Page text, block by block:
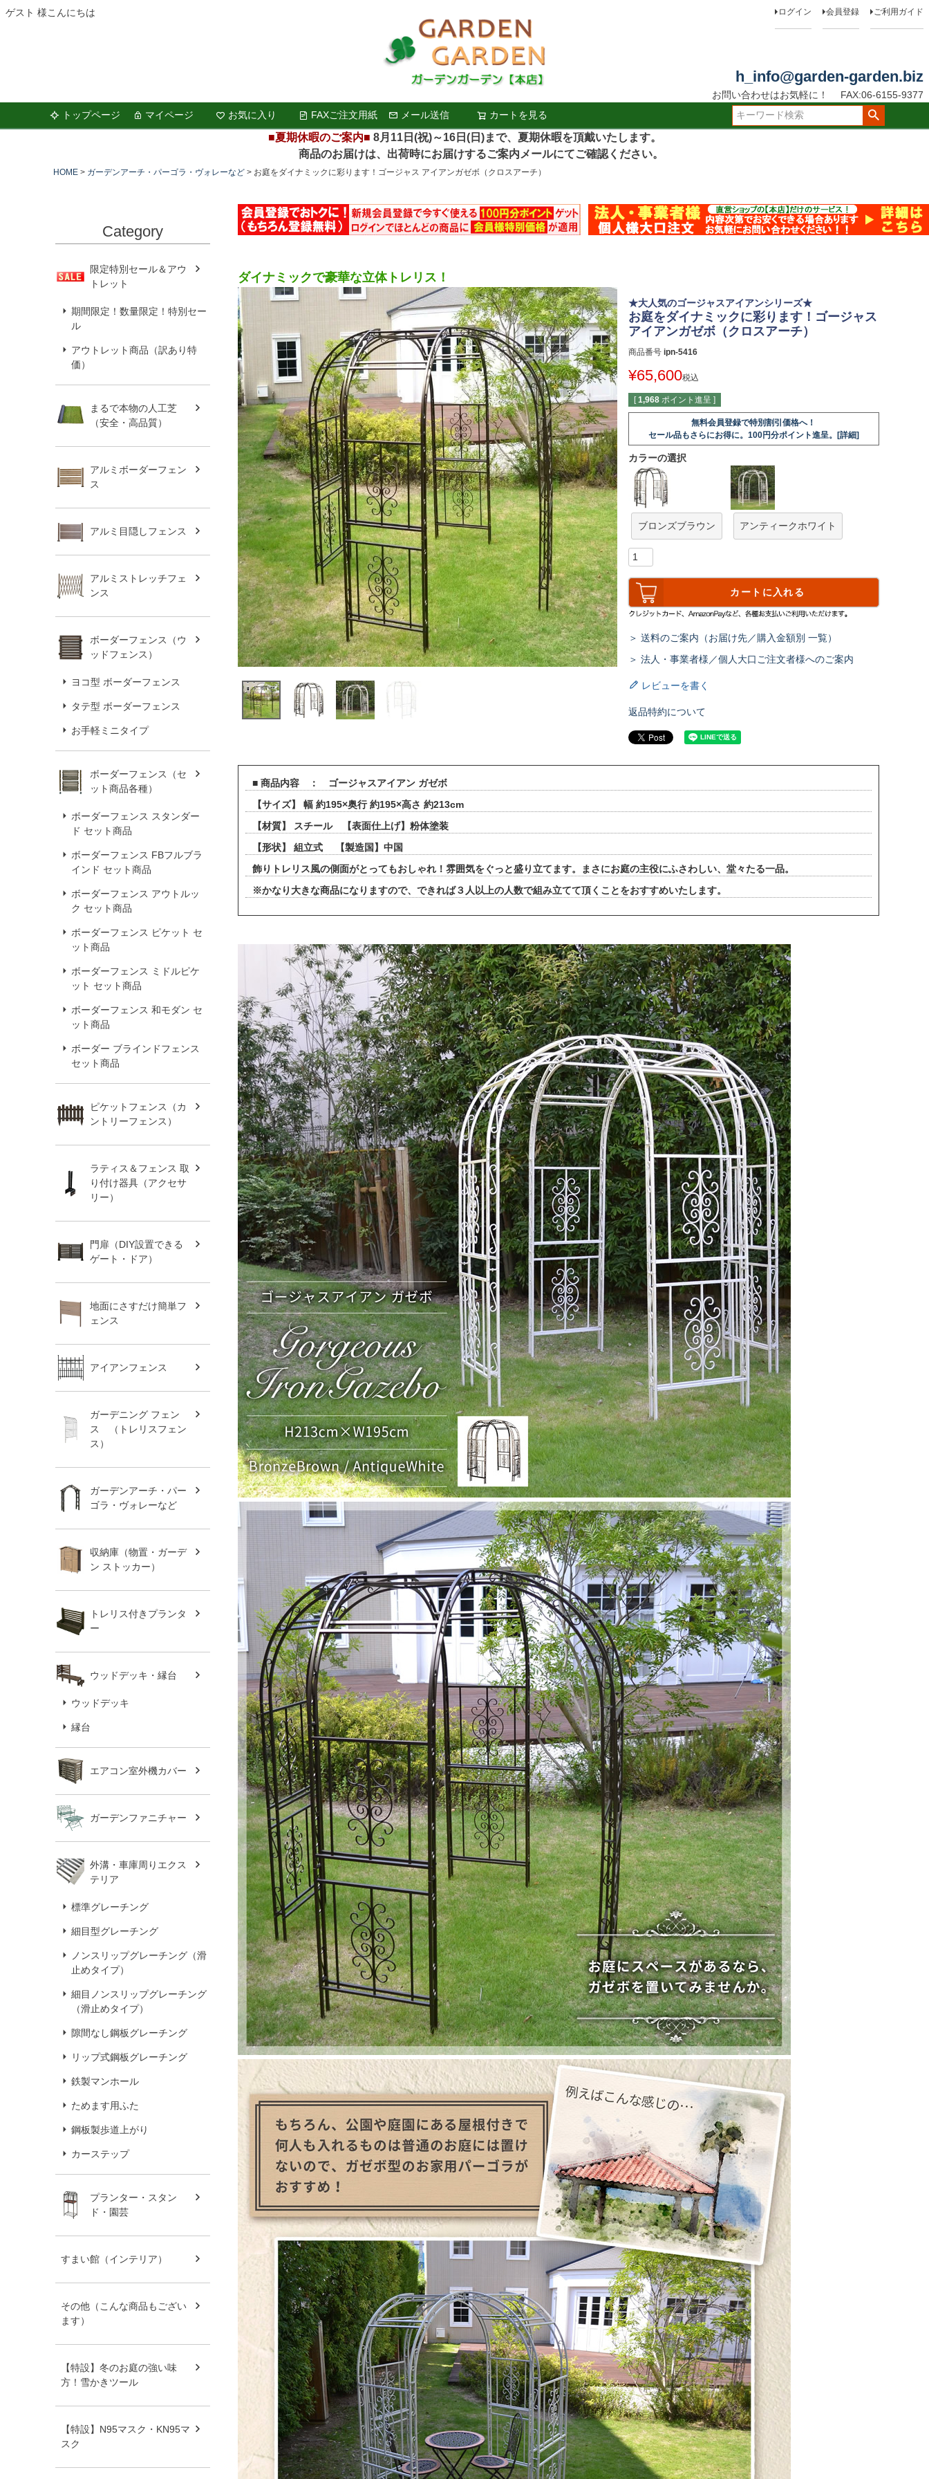
ゲスト 様こんにちは ログイン 会員登録 ご利用ガイド
h_info@garden-garden.biz
お問い合わせはお気軽に！
FAX:06-6155-9377
トップページ
マイページ お気に入り FAXご注文用紙 メール送信 カートを見る
検索
■夏期休暇のご案内■ 8月11日(祝)～16日(日)まで、夏期休暇を頂戴いたします。
商品のお届けは、出荷時にお届けするご案内メールにてご確認ください。
HOME ガーデンアーチ・パーゴラ・ヴォレーなど お庭をダイナミックに彩ります！ゴージャス アイアンガゼボ（クロスアーチ）
Category
限定特別セール＆アウ
トレット
期間限定！数量限定！特別セー
ル
アウトレット商品（訳あり特
価）
まるで本物の人工芝
（安全・高品質）
アルミボーダーフェン
ス
アルミ目隠しフェンス
アルミストレッチフェ
ンス
ボーダーフェンス（ウ
ッドフェンス）
ヨコ型 ボーダーフェンス
タテ型 ボーダーフェンス
お手軽ミニタイプ
ボーダーフェンス（セ
ット商品各種）
ボーダーフェンス スタンダー
ド セット商品
ボーダーフェンス FBフルブラ
インド セット商品
ボーダーフェンス アウトルッ
ク セット商品
ボーダーフェンス ピケット セ
ット商品
ボーダーフェンス ミドルピケ
ット セット商品
ボーダーフェンス 和モダン セ
ット商品
ボーダー ブラインドフェンス
セット商品
ピケットフェンス（カ
ントリーフェンス）
ラティス＆フェンス 取
り付け器具（アクセサ
リー）
門扉（DIY設置できる
ゲート・ドア）
地面にさすだけ簡単フ
ェンス
アイアンフェンス
ガーデニング フェン
ス （トレリスフェン
ス）
ガーデンアーチ・パー
ゴラ・ヴォレーなど
収納庫（物置・ガーデ
ン ストッカー）
トレリス付きプランタ
ー
ウッドデッキ・縁台
ウッドデッキ
縁台
エアコン室外機カバー
ガーデンファニチャー
外溝・車庫周りエクス
テリア
標準グレーチング
細目型グレーチング
ノンスリップグレーチング（滑
止めタイプ）
細目ノンスリップグレーチング
（滑止めタイプ）
隙間なし鋼板グレーチング
リップ式鋼板グレーチング
鉄製マンホール
ためます用ふた
鋼板製歩道上がり
カーステップ
プランター・スタン
ド・園芸
すまい館（インテリア）
その他（こんな商品もござい
ます）
【特設】冬のお庭の強い味
方！雪かきツール
【特設】N95マスク・KN95マ
スク
ダイナミックで豪華な立体トレリス！
★大人気のゴージャスアイアンシリーズ★
お庭をダイナミックに彩ります！ゴージャス
アイアンガゼボ（クロスアーチ）
商品番号 ipn-5416
¥65,600税込
[ 1,968 ポイント進呈 ]
無料会員登録で特別割引価格へ！
セール品もさらにお得に。100円分ポイント進呈。[詳細]
カラーの選択
ブロンズブラウン アンティークホワイト
カートに入れる
＞ 送料のご案内（お届け先／購入金額別 一覧）
＞ 法人・事業者様／個人大口ご注文者様へのご案内
レビューを書く
返品特約について
■ 商品内容 ： ゴージャスアイアン ガゼボ
【サイズ】 幅 約195×奥行 約195×高さ 約213cm
【材質】 スチール 【表面仕上げ】粉体塗装
【形状】 組立式 【製造国】中国
飾りトレリス風の側面がとってもおしゃれ！雰囲気をぐっと盛り立てます。まさにお庭の主役にふさわしい、堂々たる一品。
※かなり大きな商品になりますので、できれば３人以上の人数で組み立てて頂くことをおすすめいたします。